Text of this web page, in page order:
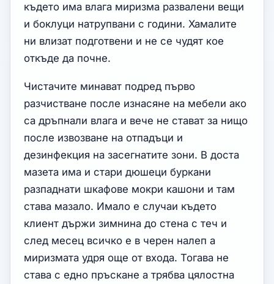
където има влага миризма развалени вещи
и боклуци натрупвани с години. Хамалите
ни влизат подготвени и не се чудят кое
откъде да почне.
Чистачите минават подред първо
разчистване после изнасяне на мебели ако
са дръпнали влага и вече не стават за нищо
после извозване на отпадъци и
дезинфекция на засегнатите зони. В доста
мазета има и стари дюшеци буркани
разпаднати шкафове мокри кашони и там
става мазало. Имало е случаи където
клиент държи зимнина до стена с теч и
след месец всичко е в черен налеп а
миризмата удря още от входа. Тогава не
става с едно пръскане а трябва цялостна